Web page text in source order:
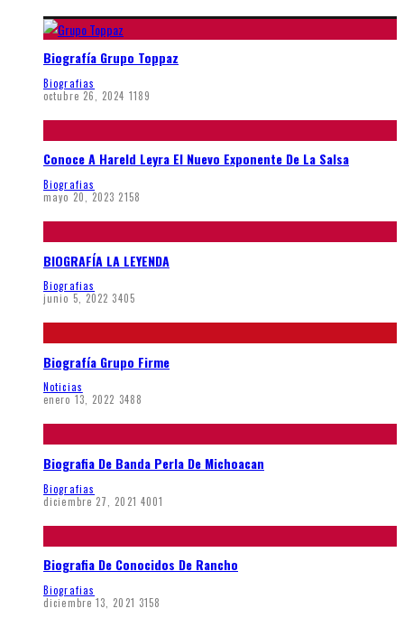
Biografía Grupo Toppaz
Biografias
octubre 26, 2024 1189
Conoce A Hareld Leyra El Nuevo Exponente De La Salsa
Biografias
mayo 20, 2023 2158
BIOGRAFÍA LA LEYENDA
Biografias
junio 5, 2022 3405
Biografía Grupo Firme
Noticias
enero 13, 2022 3488
Biografia De Banda Perla De Michoacan
Biografias
diciembre 27, 2021 4001
Biografia De Conocidos De Rancho
Biografias
diciembre 13, 2021 3158